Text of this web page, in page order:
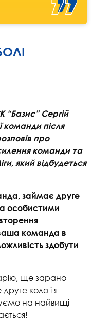
Сергій
команди після
про
команди та
який відбудеться
займає друге
особистими
команда в
здобути
ще зарано
коло і я
на найвищі